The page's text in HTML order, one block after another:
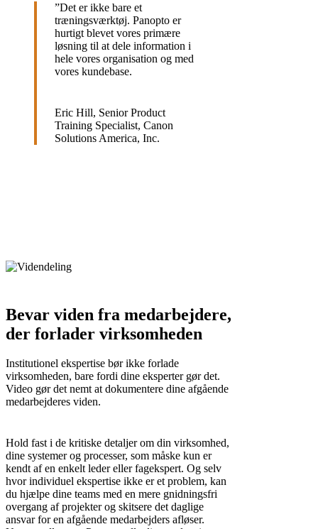
”Det er ikke bare et
træningsværktøj. Panopto er
hurtigt blevet vores primære
løsning til at dele information i
hele vores organisation og med
vores kundebase.
Eric Hill, Senior Product
Training Specialist, Canon
Solutions America, Inc.
Bevar viden fra medarbejdere,
der forlader virksomheden
Institutionel ekspertise bør ikke forlade
virksomheden, bare fordi dine eksperter gør det.
Video gør det nemt at dokumentere dine afgående
medarbejderes viden.
Hold fast i de kritiske detaljer om din virksomhed,
dine systemer og processer, som måske kun er
kendt af en enkelt leder eller fagekspert. Og selv
hvor individuel ekspertise ikke er et problem, kan
du hjælpe dine teams med en mere gnidningsfri
overgang af projekter og skitsere det daglige
ansvar for en afgående medarbejders afløser.